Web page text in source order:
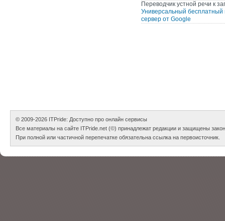
Переводчик устной речи к
Универсальный бесплатный
сервер от Google
© 2009-2026 ITPride: Доступно про онлайн сервисы
Все материалы на сайте ITPride.net (©) принадлежат редакции и защищены
При полной или частичной перепечатке обязательна ссылка на первоисточник.